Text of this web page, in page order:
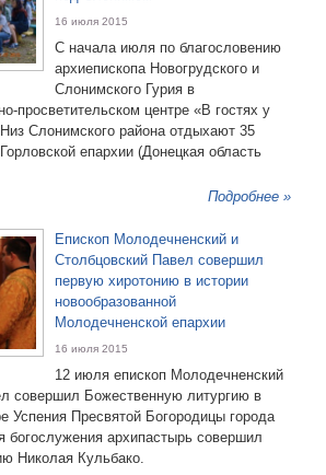
16 июля 2015
С начала июля по благословению
архиепископа Новогрудского и
Слонимского Гурия в
просветительском центре «В гостях у
Слонимского района отдыхают 35
епархии (Донецкая область
Подробнее »
Епископ Молодечненский и
Столбцовский Павел совершил
первую хиротонию в истории
новообразованной
Молодечненской епархии
16 июля 2015
12 июля епископ Молодечненский
совершил Божественную литургию в
Успения Пресвятой Богородицы города
архипастырь совершил
Николая Кульбако.